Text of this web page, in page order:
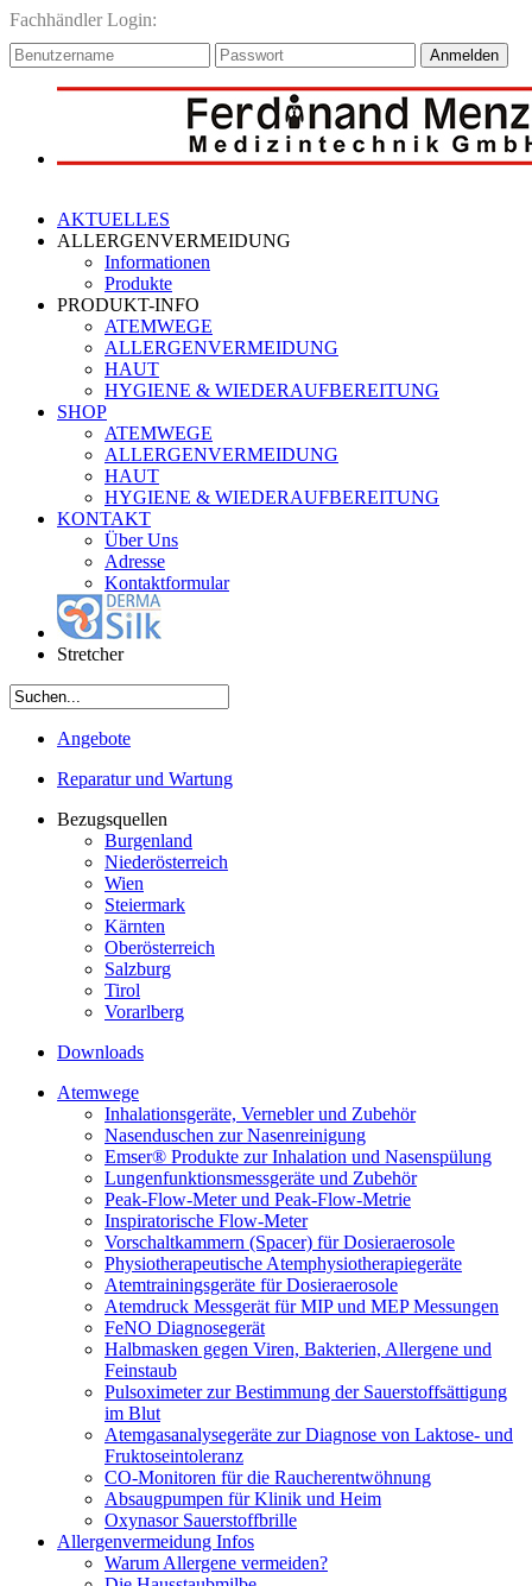
Fachhändler Login:
Anmelden
AKTUELLES
ALLERGENVERMEIDUNG
Informationen
Produkte
PRODUKT-INFO
ATEMWEGE
ALLERGENVERMEIDUNG
HAUT
HYGIENE & WIEDERAUFBEREITUNG
SHOP
ATEMWEGE
ALLERGENVERMEIDUNG
HAUT
HYGIENE & WIEDERAUFBEREITUNG
KONTAKT
Über Uns
Adresse
Kontaktformular
Stretcher
Angebote
Reparatur und Wartung
Bezugsquellen
Burgenland
Niederösterreich
Wien
Steiermark
Kärnten
Oberösterreich
Salzburg
Tirol
Vorarlberg
Downloads
Atemwege
Inhalationsgeräte, Vernebler und Zubehör
Nasenduschen zur Nasenreinigung
Emser® Produkte zur Inhalation und Nasenspülung
Lungenfunktionsmessgeräte und Zubehör
Peak-Flow-Meter und Peak-Flow-Metrie
Inspiratorische Flow-Meter
Vorschaltkammern (Spacer) für Dosieraerosole
Physiotherapeutische Atemphysiotherapiegeräte
Atemtrainingsgeräte für Dosieraerosole
Atemdruck Messgerät für MIP und MEP Messungen
FeNO Diagnosegerät
Halbmasken gegen Viren, Bakterien, Allergene und
Feinstaub
Pulsoximeter zur Bestimmung der Sauerstoffsättigung
im Blut
Atemgasanalysegeräte zur Diagnose von Laktose- und
Fruktoseintoleranz
CO-Monitoren für die Raucherentwöhnung
Absaugpumpen für Klinik und Heim
Oxynasor Sauerstoffbrille
Allergenvermeidung Infos
Warum Allergene vermeiden?